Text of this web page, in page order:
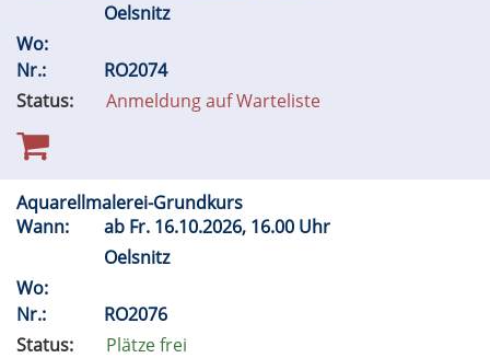
Oelsnitz
Wo:
Nr.:
RO2074
Status:
Anmeldung auf Warteliste
Aquarellmalerei-Grundkurs
Wann:
ab Fr. 16.10.2026, 16.00 Uhr
Oelsnitz
Wo:
Nr.:
RO2076
Status:
Plätze frei